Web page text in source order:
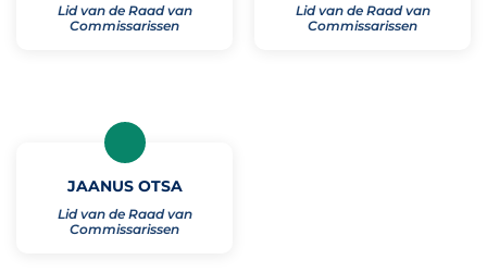
Lid van de Raad van
Commissarissen
Lid van de Raad van
Commissarissen
JAANUS OTSA
Lid van de Raad van
Commissarissen